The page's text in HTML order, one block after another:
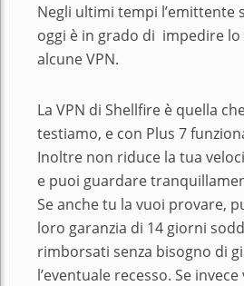
Negli ultimi tempi l’emittente
oggi è in grado di impedire
alcune VPN.
La VPN di Shellfire è quella
testiamo, e con Plus 7
Inoltre non riduce la tua
e puoi guardare
Se anche tu la vuoi provare,
loro garanzia di 14 giorni
rimborsati senza bisogno di
l’eventuale recesso. Se